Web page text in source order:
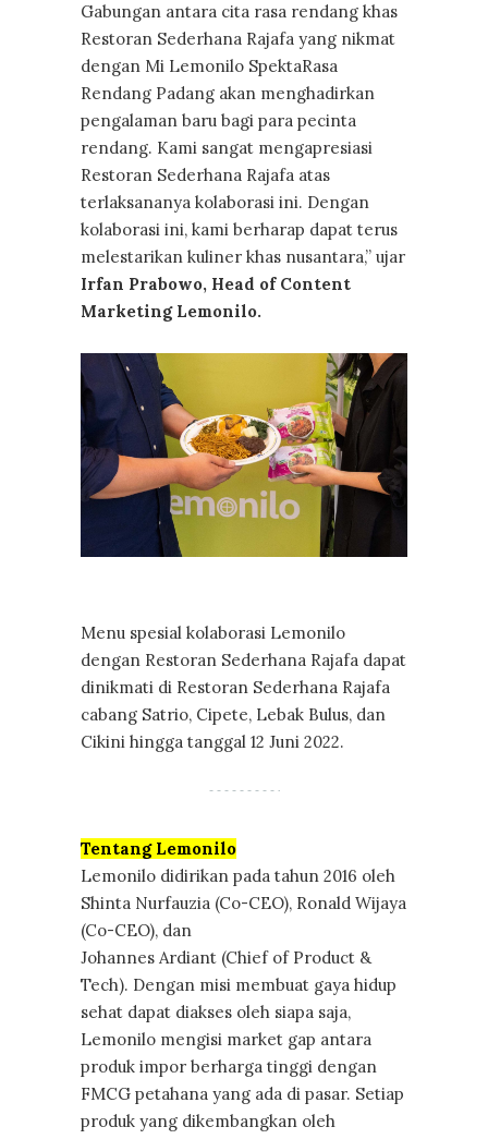
Gabungan antara cita rasa rendang khas
Restoran Sederhana Rajafa yang nikmat
dengan Mi Lemonilo SpektaRasa
Rendang Padang akan menghadirkan
pengalaman baru bagi para pecinta
rendang. Kami sangat mengapresiasi
Restoran Sederhana Rajafa atas
terlaksananya kolaborasi ini. Dengan
kolaborasi ini, kami berharap dapat terus
melestarikan kuliner khas nusantara,” ujar
Irfan Prabowo, Head of Content
Marketing Lemonilo.
Menu spesial kolaborasi Lemonilo
dengan Restoran Sederhana Rajafa dapat
dinikmati di Restoran Sederhana Rajafa
cabang Satrio, Cipete, Lebak Bulus, dan
Cikini hingga tanggal 12 Juni 2022.
Tentang Lemonilo
Lemonilo didirikan pada tahun 2016 oleh
Shinta Nurfauzia (Co-CEO), Ronald Wijaya
(Co-CEO), dan
Johannes Ardiant (Chief of Product &
Tech). Dengan misi membuat gaya hidup
sehat dapat diakses oleh siapa saja,
Lemonilo mengisi market gap antara
produk impor berharga tinggi dengan
FMCG petahana yang ada di pasar. Setiap
produk yang dikembangkan oleh